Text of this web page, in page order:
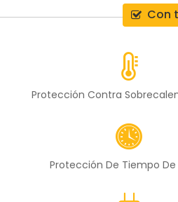
Con
Protección Contra
Protección De Tiempo